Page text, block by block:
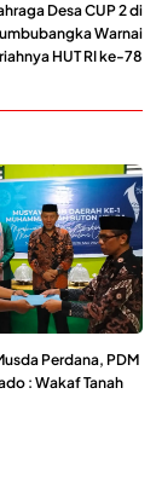
Desa CUP 2 di
Warnai
HUT RI ke-78
Perdana, PDM
: Wakaf Tanah